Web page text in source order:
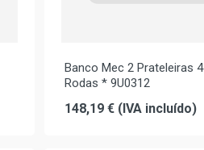
Banco Mec 2 Prateleiras 4
Rodas * 9U0312
148,19 € (IVA incluído)